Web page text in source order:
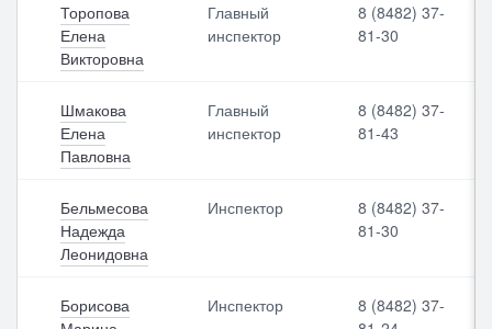
Торопова
Елена
Викторовна
Главный
инспектор
8 (8482) 37-
81-30
Шмакова
Елена
Павловна
Главный
инспектор
8 (8482) 37-
81-43
Бельмесова
Надежда
Леонидовна
Инспектор
8 (8482) 37-
81-30
Борисова
Инспектор
8 (8482) 37-